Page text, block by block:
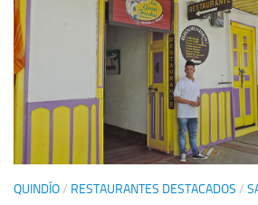
QUINDÍO/ RESTAURANTES DESTACADOS /